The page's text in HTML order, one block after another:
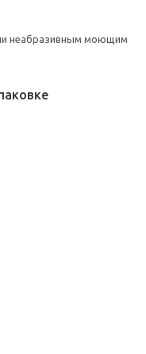
неабразивным моющим